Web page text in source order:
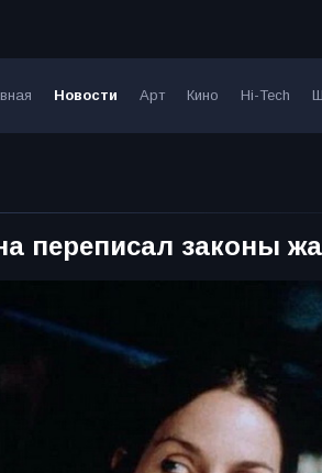
Новости Арт Кино Hi-Tech
переписал законы